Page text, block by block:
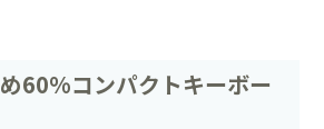
60%コンパクトキーボー